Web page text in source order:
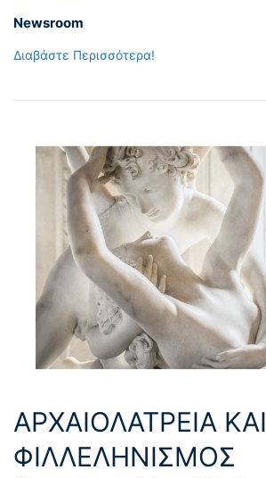
Newsroom
Διαβάστε Περισσότερα!
ΑΡΧΑΙΟΛΑΤΡΕΙΑ ΚΑΙ
ΦΙΛΛΕΛΗΝΙΣΜΟΣ